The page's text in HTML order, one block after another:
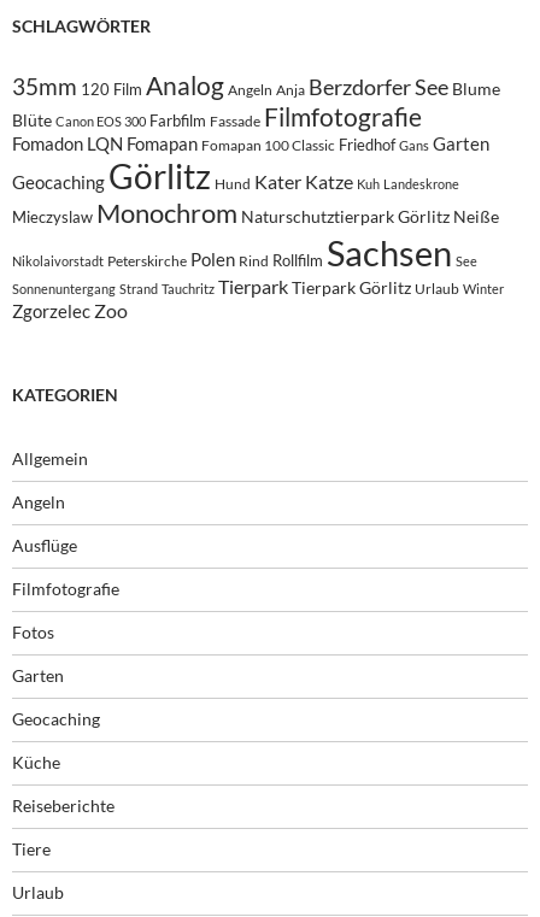
SCHLAGWÖRTER
35mm 120 Film Analog Angeln Anja Berzdorfer See Blume
Blüte Canon EOS 300 Farbfilm Fassade Filmfotografie
Fomadon LQN Fomapan Fomapan 100 Classic Friedhof Gans Garten
Geocaching Görlitz Hund Kater Katze Kuh Landeskrone
Mieczyslaw Monochrom Naturschutztierpark Görlitz Neiße
Nikolaivorstadt Peterskirche Polen Rind Rollfilm Sachsen See
Sonnenuntergang Strand Tauchritz TierparkTierpark Görlitz Urlaub Winter
Zgorzelec Zoo
KATEGORIEN
Allgemein
Angeln
Ausflüge
Filmfotografie
Fotos
Garten
Geocaching
Küche
Reiseberichte
Tiere
Urlaub